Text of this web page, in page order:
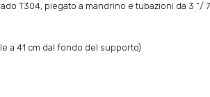
T304, piegato a mandrino e tubazioni da 3 “/
a 41 cm dal fondo del supporto)